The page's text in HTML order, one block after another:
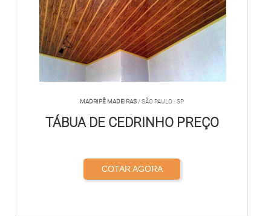
MADRIPÊ MADEIRAS / SÃO PAULO - SP
TÁBUA DE CEDRINHO PREÇO
COTAR AGORA